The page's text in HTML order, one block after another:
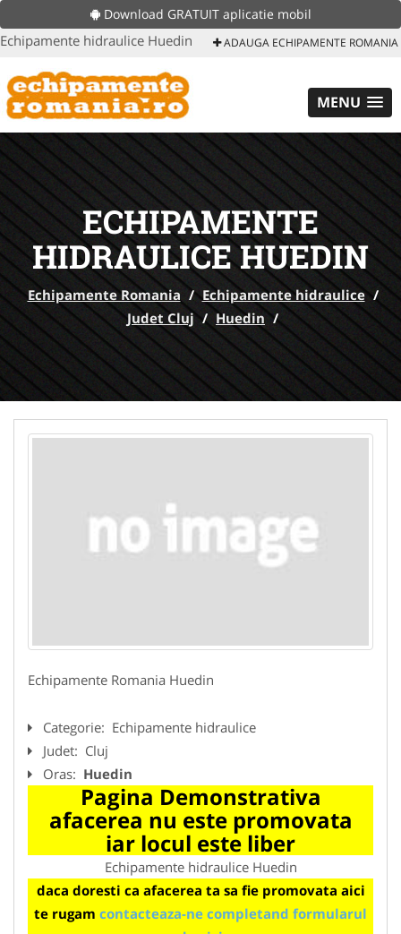
Download GRATUIT aplicatie mobil
Echipamente hidraulice Huedin ADAUGA ECHIPAMENTE ROMANIA
MENU
ECHIPAMENTE
HIDRAULICE HUEDIN
Echipamente Romania / Echipamente hidraulice /
Judet Cluj / Huedin /
Echipamente Romania Huedin
Categorie: Echipamente hidraulice
Judet: Cluj
Oras: Huedin
Pagina Demonstrativa
afacerea nu este promovata
iar locul este liber
Echipamente hidraulice Huedin
daca doresti ca afacerea ta sa fie promovata aici
te rugam contacteaza-ne completand formularul